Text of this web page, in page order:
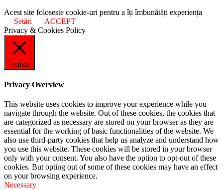
Acest site foloseste cookie-uri pentru a îți îmbunătăți experiența
Setări
ACCEPT
Privacy & Cookies Policy
Închide
Privacy Overview
This website uses cookies to improve your experience while you
navigate through the website. Out of these cookies, the cookies that
are categorized as necessary are stored on your browser as they are
essential for the working of basic functionalities of the website. We
also use third-party cookies that help us analyze and understand how
you use this website. These cookies will be stored in your browser
only with your consent. You also have the option to opt-out of these
cookies. But opting out of some of these cookies may have an effect
on your browsing experience.
Necessary